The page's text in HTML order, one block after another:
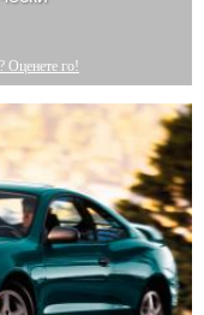
Оценете го!